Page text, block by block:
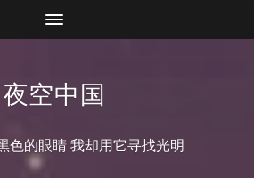
夜空中国
色的眼睛 我却用它寻找光明